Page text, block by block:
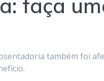
faça
também foi